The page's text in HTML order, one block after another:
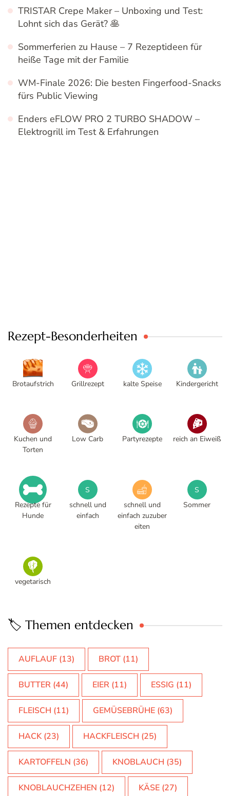
TRISTAR Crepe Maker – Unboxing und Test:
Lohnt sich das Gerät? 🥞
Sommerferien zu Hause – 7 Rezeptideen für
heiße Tage mit der Familie
WM-Finale 2026: Die besten Fingerfood-Snacks
fürs Public Viewing
Enders eFLOW PRO 2 TURBO SHADOW –
Elektrogrill im Test & Erfahrungen
Rezept-Besonderheiten
Brotaufstrich Grillrezept kalte Speise Kindergericht
Kuchen und
Torten
Low Carb Partyrezepte reich an Eiweiß
Rezepte für
Hunde
S
schnell und
einfach
schnell und
einfach zuzuber
eiten
S
Sommer
vegetarisch
🏷️ Themen entdecken
AUFLAUF (13) BROT (11)
BUTTER (44) EIER (11) ESSIG (11)
FLEISCH (11) GEMÜSEBRÜHE (63)
HACK(23) HACKFLEISCH (25)
KARTOFFELN (36) KNOBLAUCH (35)
KNOBLAUCHZEHEN (12) KÄSE (27)